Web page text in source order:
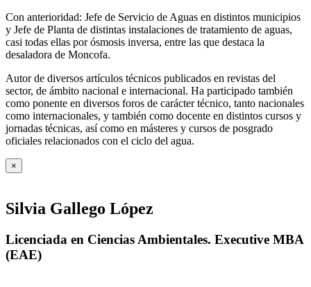
Con anterioridad: Jefe de Servicio de Aguas en distintos municipios
y Jefe de Planta de distintas instalaciones de tratamiento de aguas,
casi todas ellas por ósmosis inversa, entre las que destaca la
desaladora de Moncofa.
Autor de diversos artículos técnicos publicados en revistas del
sector, de ámbito nacional e internacional. Ha participado también
como ponente en diversos foros de carácter técnico, tanto nacionales
como internacionales, y también como docente en distintos cursos y
jornadas técnicas, así como en másteres y cursos de posgrado
oficiales relacionados con el ciclo del agua.
×
Silvia Gallego López
Licenciada en Ciencias Ambientales. Executive MBA
(EAE)